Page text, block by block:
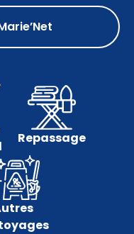
Repassage